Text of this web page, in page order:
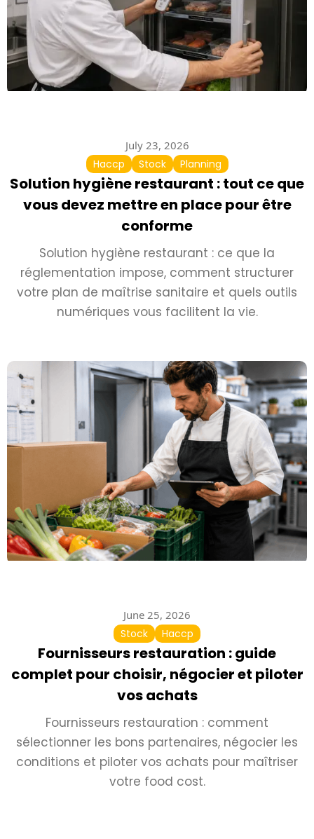
July 23, 2026
Haccp
Stock Planning
Solution hygiène restaurant : tout ce que
vous devez mettre en place pour être
conforme
Solution hygiène restaurant : ce que la
réglementation impose, comment structurer
votre plan de maîtrise sanitaire et quels outils
numériques vous facilitent la vie.
June 25, 2026
Stock
Haccp
Fournisseurs restauration : guide
complet pour choisir, négocier et piloter
vos achats
Fournisseurs restauration : comment
sélectionner les bons partenaires, négocier les
conditions et piloter vos achats pour maîtriser
votre food cost.